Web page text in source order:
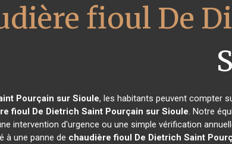
fioul De
Pourçain sur Sioule, les habitants peuvent compter
fioul De Dietrich Saint Pourçain sur Sioule. Notre
intervention d'urgence ou une simple vérification
à une panne de chaudière fioul De Dietrich Saint